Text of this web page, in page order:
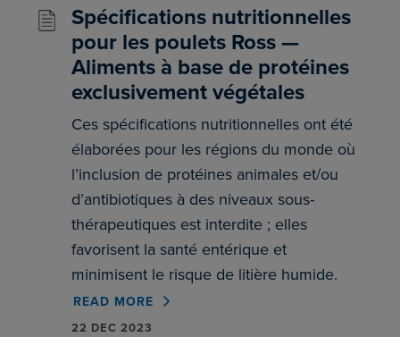
Spécifications nutritionnelles
pour les poulets Ross —
Aliments à base de protéines
exclusivement végétales
Ces spécifications nutritionnelles ont été
élaborées pour les régions du monde où
l’inclusion de protéines animales et/ou
d’antibiotiques à des niveaux sous-
thérapeutiques est interdite ; elles
favorisent la santé entérique et
minimisent le risque de litière humide.
READ MORE
22 DEC 2023